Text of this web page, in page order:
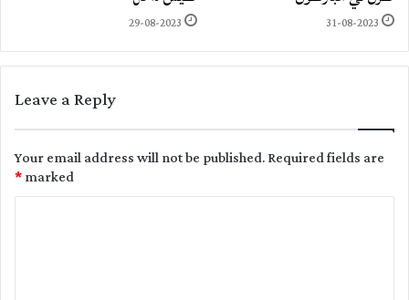
31-08-2023
29-08-2023
Leave a Reply
Your email address will not be published.Required fields are
marked
*